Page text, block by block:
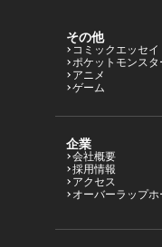
その他
コミックエッセイ
ポケットモンスタ
アニメ
ゲーム
企業
会社概要
採用情報
アクセス
オーバーラップ